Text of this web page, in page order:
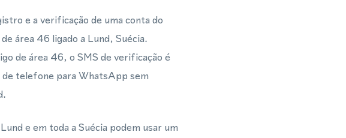
e a verificação de uma conta do
área 46 ligado a Lund, Suécia.
de área 46, o SMS de verificação é
telefone para WhatsApp sem
e em toda a Suécia podem usar um